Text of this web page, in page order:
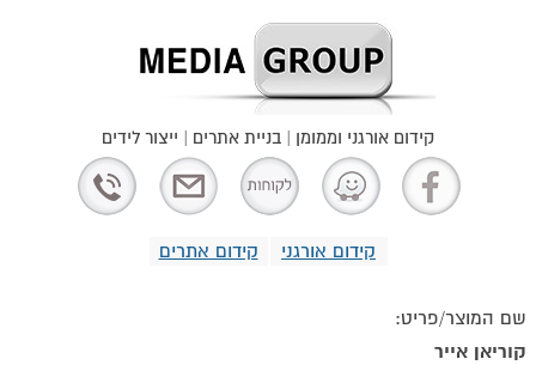
קידום אורגני קידום אתרים
קידום אורגני וממומן | בניית אתרים | ייצור לידים
שם המוצר/פריט:
קוריאן אייר